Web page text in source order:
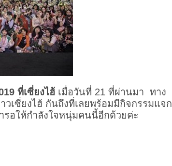
ที่เซี่ยงไฮ้เมื่อวันที่ 21 ที่ผ่านมา ทาง
เซี่ยงไฮ้ กันถึงที่เลยพร้อมมีกิจกรรมแจก
อให้กำลังใจหนุ่มคนนี้อีกด้วยค่ะ